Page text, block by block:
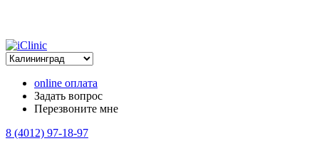
online оплата
Задать вопрос
Перезвоните мне
8 (4012) 97-18-97